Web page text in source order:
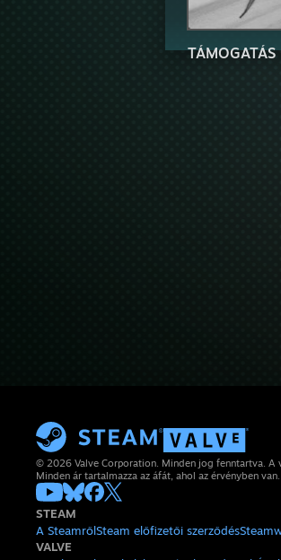
TÁMOGATÁS
© 2026 Valve Corporation. Minden jog fenntartva. A
Minden ár tartalmazza az áfát, ahol az érvényben van.
STEAM
A SteamrőlSteam előfizetői szerződés
VALVE